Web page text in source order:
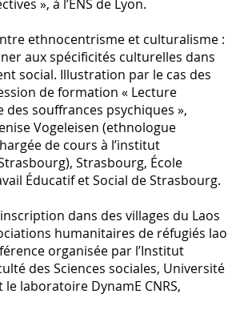
», à l’ENS de Lyon.
ethnocentrisme et culturalisme :
aux spécificités culturelles dans
social. Illustration par le cas des
de formation « Lecture
souffrances psychiques »,
Vogeleisen (ethnologue
de cours à l’institut
Strasbourg, École
Éducatif et Social de Strasbourg.
dans des villages du Laos
humanitaires de réfugiés lao
organisée par l’Institut
des Sciences sociales, Université
laboratoire DynamE CNRS,